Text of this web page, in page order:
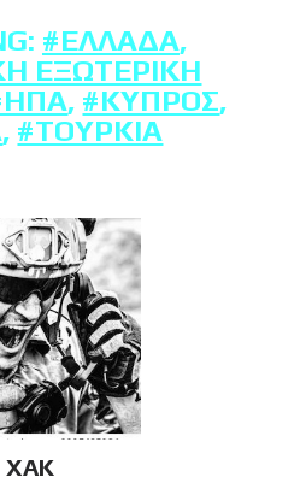
#ΕΛΛΆΔΑ,
ΕΞΩΤΕΡΙΚΉ
, #ΚΎΠΡΟΣ,
, #ΤΟΥΡΚΊΑ
XAK